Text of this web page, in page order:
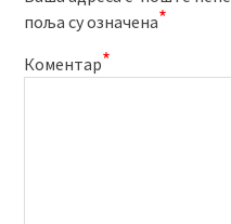
поља су означена*
Коментар*